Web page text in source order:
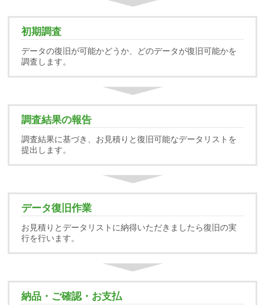
初期調査
データの復旧が可能かどうか、どのデータが復旧可能かを
調査します。
調査結果の報告
調査結果に基づき、お見積りと復旧可能なデータリストを
提出します。
データ復旧作業
お見積りとデータリストに納得いただきましたら復旧の実
行を行います。
納品・ご確認・お支払